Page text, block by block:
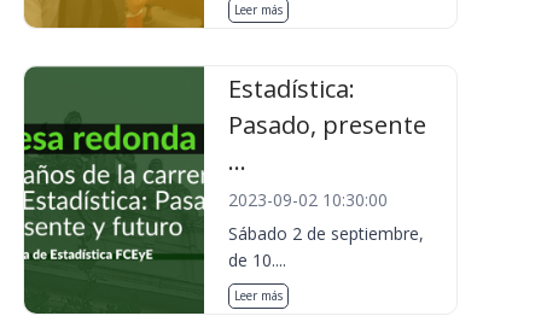
Leer más
Estadística:
Pasado, presente
...
2023-09-02 10:30:00
Sábado 2 de septiembre,
de 10....
Leer más